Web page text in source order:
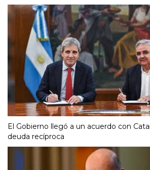
El Gobierno llegó a un acuerdo con
deuda recíproca